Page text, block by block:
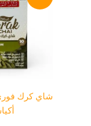
من
المختلفة
المنتج.
اختيار